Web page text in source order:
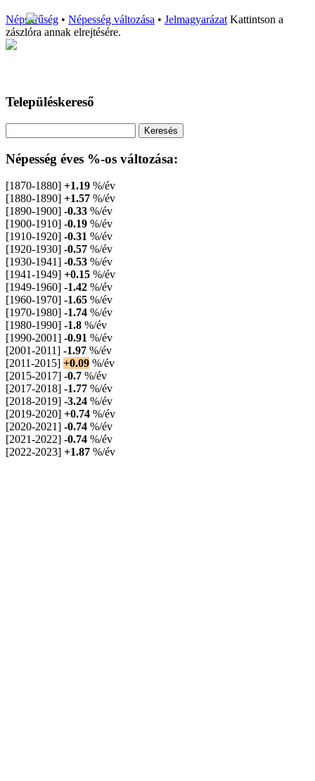
Népsűrűség • Népesség változása • JelmagyarázatKattintson a
zászlóra annak elrejtésére.
Településkereső
Népesség éves %-os változása:
[1870-1880] +1.19 %/év
[1880-1890] +1.57 %/év
[1890-1900] -0.33 %/év
[1900-1910] -0.19 %/év
[1910-1920] -0.31 %/év
[1920-1930] -0.57 %/év
[1930-1941] -0.53 %/év
[1941-1949] +0.15 %/év
[1949-1960] -1.42 %/év
[1960-1970] -1.65 %/év
[1970-1980] -1.74 %/év
[1980-1990] -1.8 %/év
[1990-2001] -0.91 %/év
[2001-2011] -1.97 %/év
[2011-2015] +0.09 %/év
[2015-2017] -0.7 %/év
[2017-2018] -1.77 %/év
[2018-2019] -3.24 %/év
[2019-2020] +0.74 %/év
[2020-2021] -0.74 %/év
[2021-2022] -0.74 %/év
[2022-2023] +1.87 %/év